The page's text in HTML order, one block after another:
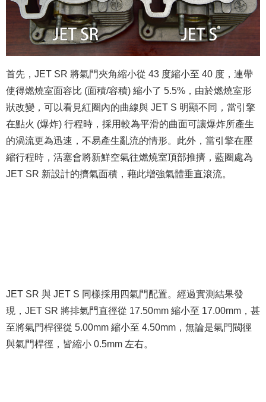
首先，JET SR 將氣門夾角縮小從 43 度縮小至 40 度，連帶
使得燃燒室面容比 (面積/容積) 縮小了 5.5%，由於燃燒室形
狀改變，可以看見紅圈內的曲線與 JET S 明顯不同，當引擎
在點火 (爆炸) 行程時，採用較為平滑的曲面可讓爆炸所產生
的渦流更為迅速，不易產生亂流的情形。此外，當引擎在壓
縮行程時，活塞會將新鮮空氣往燃燒室頂部推擠，藍圈處為
JET SR 新設計的擠氣面積，藉此增強氣體垂直滾流。
JET SR 與 JET S 同樣採用四氣門配置。經過實測結果發
現，JET SR 將排氣門直徑從 17.50mm 縮小至 17.00mm，甚
至將氣門桿徑從 5.00mm 縮小至 4.50mm，無論是氣門閥徑
與氣門桿徑，皆縮小 0.5mm 左右。